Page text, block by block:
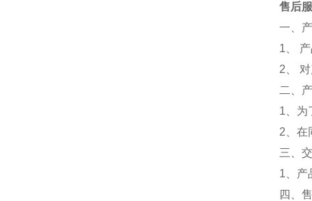
售后
一、
1、
2、
二、
1、为
2、在
三、
1、产
四、